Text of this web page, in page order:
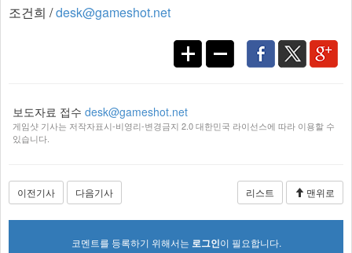
조건희 /desk@gameshot.net
보도자료 접수 desk@gameshot.net
게임샷 기사는 저작자표시-비영리-변경금지 2.0 대한민국 라이선스에 따라 이용할 수
있습니다.
이전기사 다음기사 리스트 맨위로
코멘트를 등록하기 위해서는 로그인이 필요합니다.